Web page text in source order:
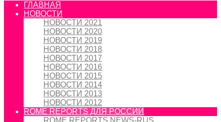
ГЛАВНАЯ
НОВОСТИ
НОВОСТИ 2021
НОВОСТИ 2020
НОВОСТИ 2019
НОВОСТИ 2018
НОВОСТИ 2017
НОВОСТИ 2016
НОВОСТИ 2015
НОВОСТИ 2014
НОВОСТИ 2013
НОВОСТИ 2012
ROME REPORTS ДЛЯ РОССИИ
ROME REPORTS NEWS-RUS